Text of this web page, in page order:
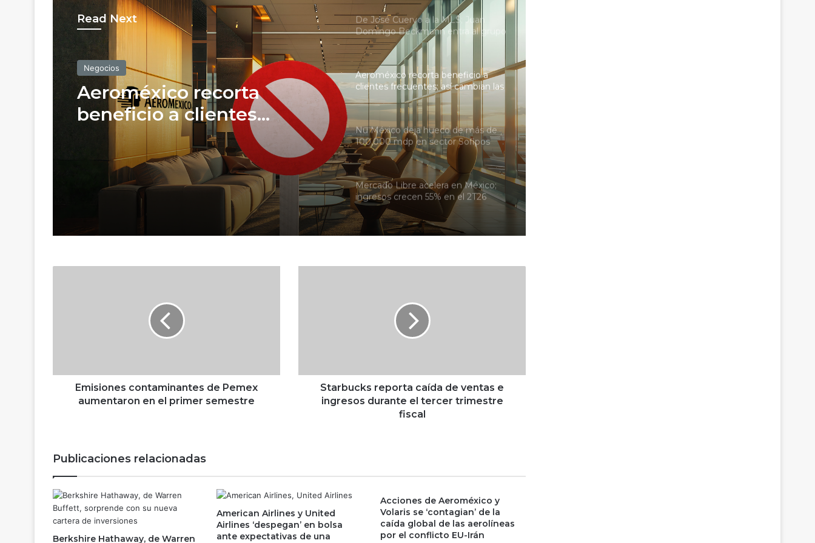
Read Next
Negocios
Aeroméxico recorta
beneficio a clientes
frecuentes; así cambian las
salas VIP
De José Cuervo a la MLS; Juan
Domingo Beckmann entra al grupo
propietario de LAFC
Aeroméxico recorta beneficio a
clientes frecuentes; así cambian las
salas VIP
Nu México deja hueco de más de
100,000 mdp en sector Sofipos
con cambio a banco
Mercado Libre acelera en México;
ingresos crecen 55% en el 2T26
impulsados por el e-commerce y
Mercado Pago
autopago para reemplazar a
para recuperar el mercado
mexicano
disputas internas
Iberdrola paga indemnización de
más de 100 mdd a MIP por venta
mdd contra México por conflicto
SuKarne y Salud Digna: esta es la
relación entre ambas compañías
mexicanas
s
i
n
a
n
t
e
s
Emisiones contaminantes de Pemex
aumentaron en el primer semestre
s
c
í
d
a
d
Starbucks reporta caída de ventas e
ingresos durante el tercer trimestre
fiscal
Publicaciones relacionadas
Berkshire Hathaway, de Warren
American Airlines y United
Airlines ‘despegan’ en bolsa
ante expectativas de una
Acciones de Aeroméxico y
Volaris se ‘contagian’ de la
caída global de las aerolíneas
por el conflicto EU-Irán